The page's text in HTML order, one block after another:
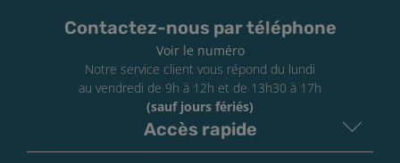
Contactez-nous par téléphone
Voir le numéro
Notre service client vous répond du lundi
au vendredi de 9h à 12h et de 13h30 à 17h
(sauf jours fériés)
Accès rapide